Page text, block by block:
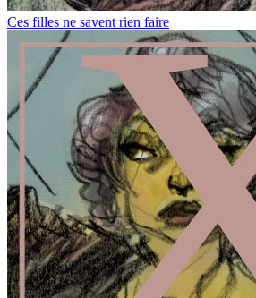
Ces filles ne savent rien faire